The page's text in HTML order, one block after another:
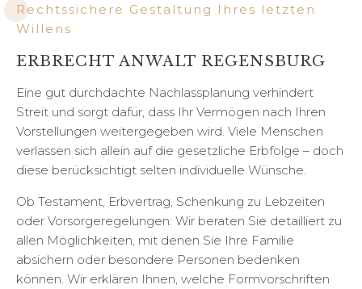
Rechtssichere Gestaltung Ihres letzten
Willens
ERBRECHT ANWALT REGENSBURG
Eine gut durchdachte Nachlassplanung verhindert
Streit und sorgt dafür, dass Ihr Vermögen nach Ihren
Vorstellungen weitergegeben wird. Viele Menschen
verlassen sich allein auf die gesetzliche Erbfolge – doch
diese berücksichtigt selten individuelle Wünsche.
Ob Testament, Erbvertrag, Schenkung zu Lebzeiten
oder Vorsorgeregelungen: Wir beraten Sie detailliert zu
allen Möglichkeiten, mit denen Sie Ihre Familie
absichern oder besondere Personen bedenken
können. Wir erklären Ihnen, welche Formvorschriften